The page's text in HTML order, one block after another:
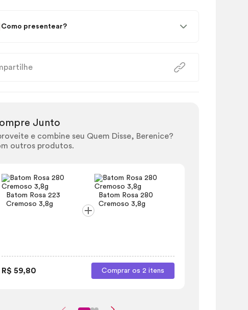
Como presentear?
Junto
e combine seu Quem Disse, Berenice?
outros produtos.
Batom Rosa 223
Cremoso 3,8g
Batom Rosa 280
Cremoso 3,8g
R$ 59,80 Comprar os 2 itens